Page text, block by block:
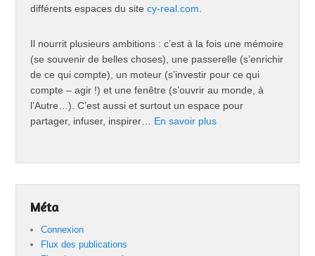
différents espaces du sitecy-real.com
Il nourrit plusieurs ambitions : c’est à la fois une mémoire
(se souvenir de belles choses), une passerelle (s’enrichir
de ce qui compte), un moteur (s’investir pour ce qui
compte – agir !) et une fenêtre (s’ouvrir au monde, à
l’Autre…). C’est aussi et surtout un espace pour
partager, infuser, inspirer… En savoir plus
Méta
Connexion
Flux des publications